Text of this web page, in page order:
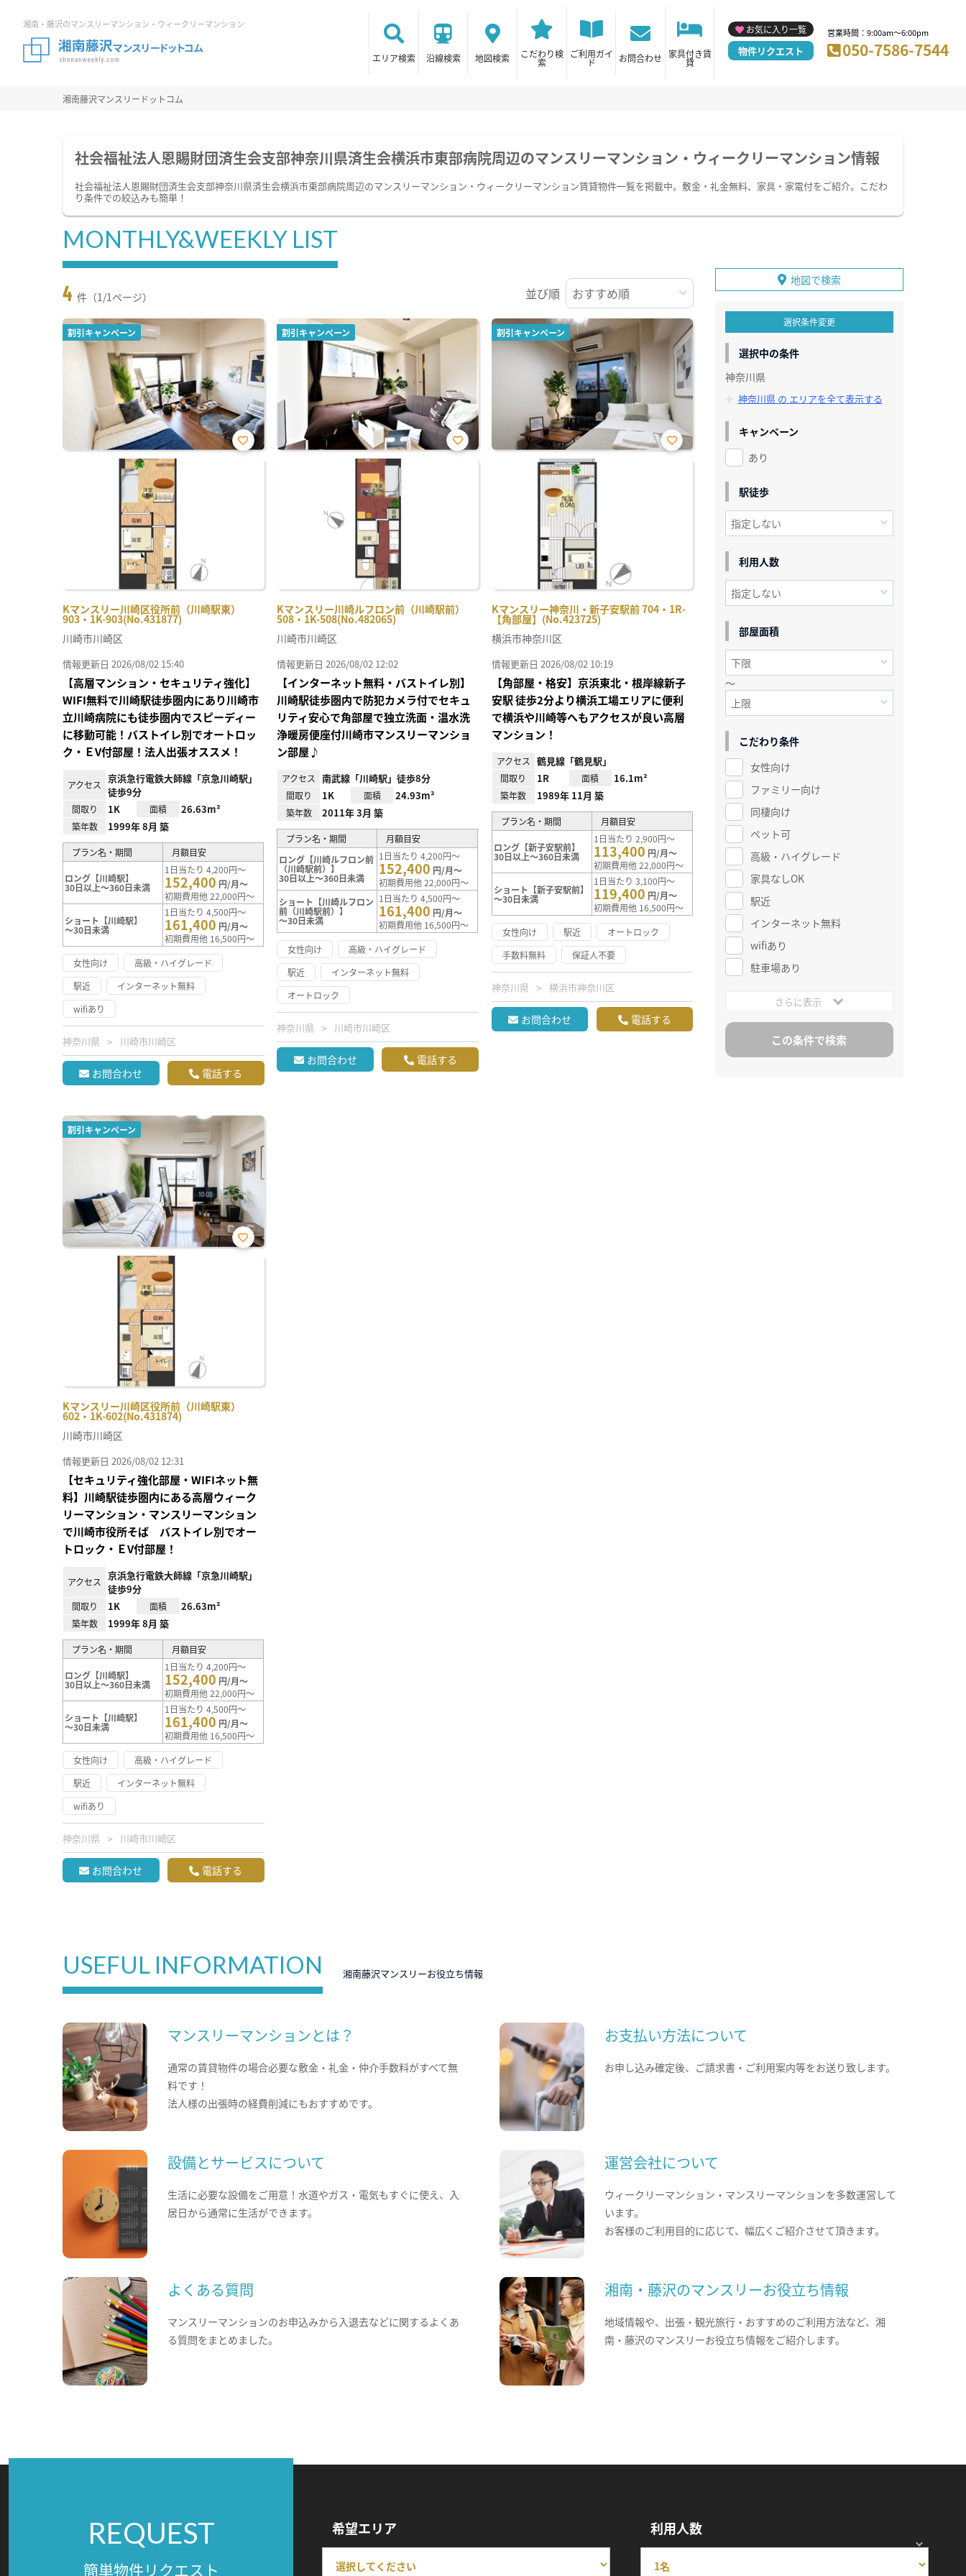
湘南・藤沢のマンスリーマンション・ウィークリーマンション
エリア検索 沿線検索 地図検索 こだわり検
索
ご利用ガイ
ド お問合わせ 家具付き賃
貸
お気に入り一覧
物件リクエスト
営業時間：9:00am～6:00pm
050-7586-7544
湘南藤沢マンスリードットコム
社会福祉法人恩賜財団済生会支部神奈川県済生会横浜市東部病院周辺のマンスリーマンション・ウィークリーマンション情報
社会福祉法人恩賜財団済生会支部神奈川県済生会横浜市東部病院周辺のマンスリーマンション・ウィークリーマンション賃貸物件一覧を掲載中。敷金・礼金無料、家具・家電付をご紹介。こだわ
り条件での絞込みも簡単！
MONTHLY&WEEKLY LIST
4 件（1/1ページ） 並び順
割引キャンペーン
Kマンスリー川崎区役所前（川崎駅東）
903・1K-903(No.431877)
お気
川崎市川崎区
情報更新日 2026/08/02 15:40
【高層マンション・セキュリティ強化】
WIFI無料で川崎駅徒歩圏内にあり川崎市
立川崎病院にも徒歩圏内でスピーディー
に移動可能！バストイレ別でオートロッ
ク・ＥV付部屋！法人出張オススメ！
アクセス
京浜急行電鉄大師線「京急川崎駅」
徒歩9分
間取り 1K 面積 26.63m²
築年数 1999年 8月 築
プラン名・期間 月額目安
ロング【川崎駅】
30日以上～360日未満
1日当たり 4,200円～
152,400 円/月～
初期費用他 22,000円～
ショート【川崎駅】
～30日未満
1日当たり 4,500円～
161,400 円/月～
初期費用他 16,500円～
女性向け
高級・ハイグレード
駅近
インターネット無料
wifiあり
神奈川県 川崎市川崎区
お問合わせ 電話する
割引キャンペーン
Kマンスリー川崎ルフロン前（川崎駅前）
508・1K-508(No.482065)
お気
川崎市川崎区
情報更新日 2026/08/02 12:02
【インターネット無料・バストイレ別】
川崎駅徒歩圏内で防犯カメラ付でセキュ
リティ安心で角部屋で独立洗面・温水洗
浄暖房便座付川崎市マンスリーマンショ
ン部屋♪
アクセス 南武線「川崎駅」徒歩8分
間取り 1K 面積 24.93m²
築年数 2011年 3月 築
プラン名・期間
月額目安
ロング【川崎ルフロン前
（川崎駅前）】
30日以上～360日未満
1日当たり 4,200円～
152,400 円/月～
初期費用他 22,000円～
ショート【川崎ルフロン
前（川崎駅前）】
～30日未満
1日当たり 4,500円～
161,400 円/月～
初期費用他 16,500円～
女性向け
高級・ハイグレード
駅近
インターネット無料
オートロック
神奈川県 川崎市川崎区
お問合わせ 電話する
割引キャンペーン
Kマンスリー神奈川・新子安駅前 704・1R-
【角部屋】(No.423725)
お気
横浜市神奈川区
情報更新日 2026/08/02 10:19
【角部屋・格安】京浜東北・根岸線新子
安駅 徒歩2分より横浜工場エリアに便利
で横浜や川崎等へもアクセスが良い高層
マンション！
アクセス 鶴見線「鶴見駅」
間取り 1R 面積 16.1m²
築年数 1989年 11月 築
プラン名・期間 月額目安
ロング【新子安駅前】
30日以上～360日未満
1日当たり 2,900円～
113,400 円/月～
初期費用他 22,000円～
ショート【新子安駅前】
～30日未満
1日当たり 3,100円～
119,400 円/月～
初期費用他 16,500円～
女性向け
駅近
オートロック
手数料無料
保証人不要
神奈川県 横浜市神奈川区
お問合わせ 電話する
割引キャンペーン
Kマンスリー川崎区役所前（川崎駅東）
602・1K-602(No.431874)
お気
川崎市川崎区
情報更新日 2026/08/02 12:31
【セキュリティ強化部屋・WIFIネット無
料】川崎駅徒歩圏内にある高層ウィーク
リーマンション・マンスリーマンション
で川崎市役所そば バストイレ別でオー
トロック・ＥV付部屋！
アクセス
京浜急行電鉄大師線「京急川崎駅」
徒歩9分
間取り 1K 面積 26.63m²
築年数 1999年 8月 築
プラン名・期間 月額目安
ロング【川崎駅】
30日以上～360日未満
1日当たり 4,200円～
152,400 円/月～
初期費用他 22,000円～
ショート【川崎駅】
～30日未満
1日当たり 4,500円～
161,400 円/月～
初期費用他 16,500円～
女性向け
高級・ハイグレード
駅近
インターネット無料
wifiあり
神奈川県 川崎市川崎区
お問合わせ 電話する
地図で検索
選択条件変更
選択中の条件
神奈川県
神奈川県 の エリアを全て表示する
キャンペーン
あり
駅徒歩
利用人数
部屋面積
～
こだわり条件
女性向け
ファミリー向け
同棲向け
ペット可
高級・ハイグレード
家具なしOK
駅近
インターネット無料
wifiあり
駐車場あり
さらに表示
USEFUL INFORMATION 湘南藤沢マンスリーお役立ち情報
マンスリーマンションとは？
通常の賃貸物件の場合必要な敷金・礼金・仲介手数料がすべて無
料です！
法人様の出張時の経費削減にもおすすめです。
お支払い方法について
お申し込み確定後、ご請求書・ご利用案内等をお送り致します。
設備とサービスについて
生活に必要な設備をご用意！水道やガス・電気もすぐに使え、入
居日から通常に生活ができます。
運営会社について
ウィークリーマンション・マンスリーマンションを多数運営して
います。
お客様のご利用目的に応じて、幅広くご紹介させて頂きます。
よくある質問
マンスリーマンションのお申込みから入退去などに関するよくあ
る質問をまとめました。
湘南・藤沢のマンスリーお役立ち情報
地域情報や、出張・観光旅行・おすすめのご利用方法など、湘
南・藤沢のマンスリーお役立ち情報をご紹介します。
REQUEST
簡単物件リクエスト
希望エリア 利用人数